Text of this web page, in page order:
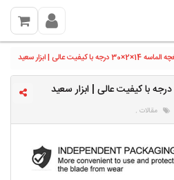
با کیفیت عالی | ابزار سعید
مقالات .